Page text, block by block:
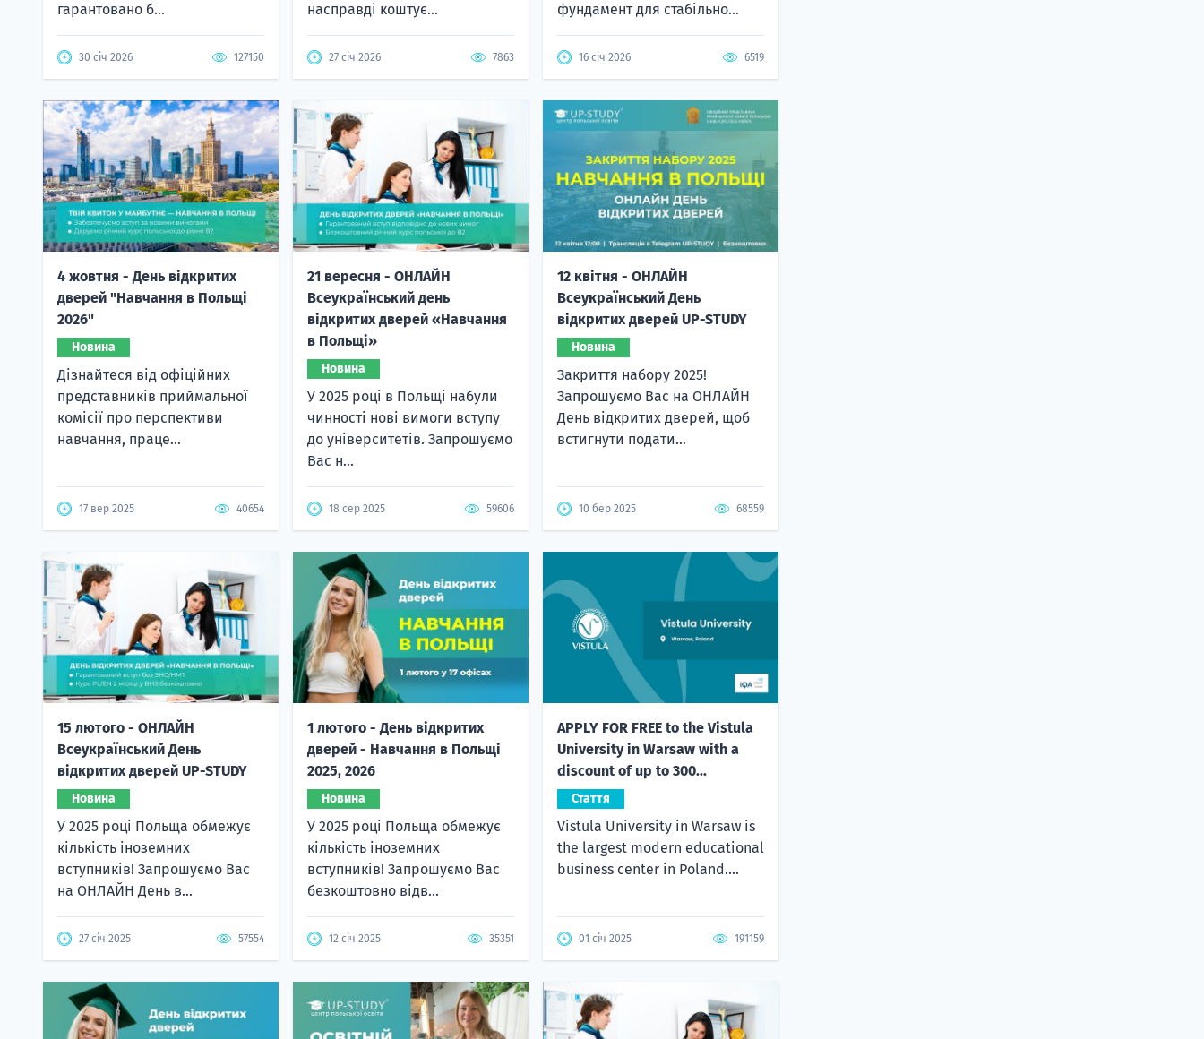
гарантовано б...
30 січ 2026 127150
насправді коштує...
27 січ 2026 7863
фундамент для стабільно...
16 січ 2026 6519
4 жовтня - День відкритих
дверей "Навчання в Польщі
2026"
Новина
Дізнайтеся від офіційних
представників приймальної
комісії про перспективи
навчання, праце...
17 вер 2025 40654
21 вересня - ОНЛАЙН
Всеукраїнський день
відкритих дверей «Навчання
в Польщі»
Новина
У 2025 році в Польщі набули
чинності нові вимоги вступу
до університетів. Запрошуємо
Вас н...
18 сер 2025 59606
12 квітня - ОНЛАЙН
Всеукраїнський День
відкритих дверей UP-STUDY
Новина
Закриття набору 2025!
Запрошуємо Вас на ОНЛАЙН
День відкритих дверей, щоб
встигнути подати...
10 бер 2025 68559
15 лютого - ОНЛАЙН
Всеукраїнський День
відкритих дверей UP-STUDY
Новина
У 2025 році Польща обмежує
кількість іноземних
вступників! Запрошуємо Вас
на ОНЛАЙН День в...
27 січ 2025 57554
1 лютого - День відкритих
дверей - Навчання в Польщі
2025, 2026
Новина
У 2025 році Польща обмежує
кількість іноземних
вступників! Запрошуємо Вас
безкоштовно відв...
12 січ 2025 35351
APPLY FOR FREE to the Vistula
University in Warsaw with a
discount of up to 300...
Стаття
Vistula University in Warsaw is
the largest modern educational
business center in Poland....
01 січ 2025 191159